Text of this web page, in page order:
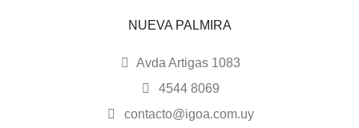
NUEVA PALMIRA
Avda Artigas 1083
4544 8069
contacto@igoa.com.uy